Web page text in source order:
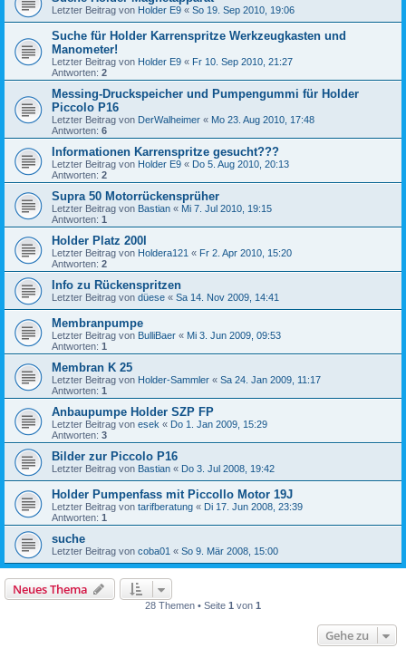
Letzter Beitrag von Holder E9 « So 19. Sep 2010, 19:06
Suche für Holder Karrenspritze Werkzeugkasten und
Manometer!
Letzter Beitrag von Holder E9 « Fr 10. Sep 2010, 21:27
Antworten: 2
Messing-Druckspeicher und Pumpengummi für Holder
Piccolo P16
Letzter Beitrag von DerWalheimer « Mo 23. Aug 2010, 17:48
Antworten: 6
Informationen Karrenspritze gesucht???
Letzter Beitrag von Holder E9 « Do 5. Aug 2010, 20:13
Antworten: 2
Supra 50 Motorrückensprüher
Letzter Beitrag von Bastian « Mi 7. Jul 2010, 19:15
Antworten: 1
Holder Platz 200l
Letzter Beitrag von Holdera121 « Fr 2. Apr 2010, 15:20
Antworten: 2
Info zu Rückenspritzen
Letzter Beitrag von düese « Sa 14. Nov 2009, 14:41
Membranpumpe
Letzter Beitrag von BulliBaer « Mi 3. Jun 2009, 09:53
Antworten: 1
Membran K 25
Letzter Beitrag von Holder-Sammler « Sa 24. Jan 2009, 11:17
Antworten: 1
Anbaupumpe Holder SZP FP
Letzter Beitrag von esek « Do 1. Jan 2009, 15:29
Antworten: 3
Bilder zur Piccolo P16
Letzter Beitrag von Bastian « Do 3. Jul 2008, 19:42
Holder Pumpenfass mit Piccollo Motor 19J
Letzter Beitrag von tarifberatung « Di 17. Jun 2008, 23:39
Antworten: 1
suche
Letzter Beitrag von coba01 « So 9. Mär 2008, 15:00
Neues Thema
28 Themen • Seite 1 von 1
Gehe zu